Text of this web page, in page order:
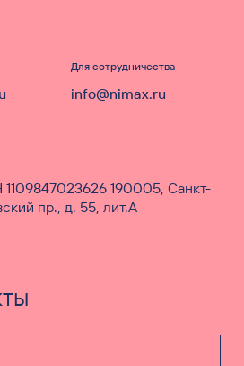
Для сотрудничества
info@nimax.ru
190005, Санкт-
пр., д. 55, лит.А